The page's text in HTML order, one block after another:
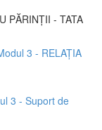
PĂRINȚII - TATA
3 - RELAȚIA
3 - Suport de